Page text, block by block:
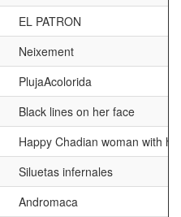
EL PATRON
Neixement
PlujaAcolorida
Black lines on her face
Happy Chadian woman with
Siluetas infernales
Andromaca